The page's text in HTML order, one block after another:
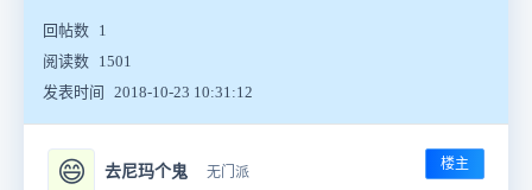
回帖数 1
阅读数 1501
发表时间
2018-10-23 10:31:12
😄 去尼玛个鬼 无门派 楼主